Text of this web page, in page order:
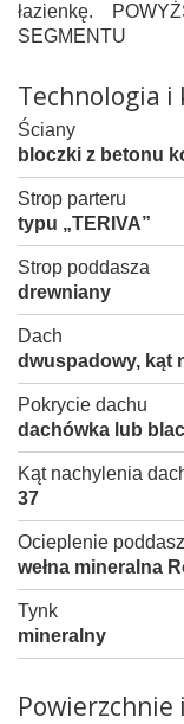
łazienkę.
SEGMENTU
Technologia i
Ściany
bloczki z betonu
Strop parteru
typu „TERIVA”
Strop poddasza
drewniany
Dach
dwuspadowy, kąt
Pokrycie dachu
dachówka lub
Kąt nachylenia
37
Ocieplenie
wełna mineralna
Tynk
mineralny
Powierzchnie